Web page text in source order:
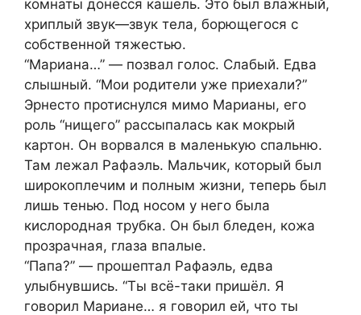
комнаты донёсся кашель. Это был влажный,
хриплый звук—звук тела, борющегося с
собственной тяжестью.
“Мариана…” — позвал голос. Слабый. Едва
слышный. “Мои родители уже приехали?”
Эрнесто протиснулся мимо Марианы, его
роль “нищего” рассыпалась как мокрый
картон. Он ворвался в маленькую спальню.
Там лежал Рафаэль. Мальчик, который был
широкоплечим и полным жизни, теперь был
лишь тенью. Под носом у него была
кислородная трубка. Он был бледен, кожа
прозрачная, глаза впалые.
“Папа?” — прошептал Рафаэль, едва
улыбнувшись. “Ты всё-таки пришёл. Я
говорил Мариане… я говорил ей, что ты